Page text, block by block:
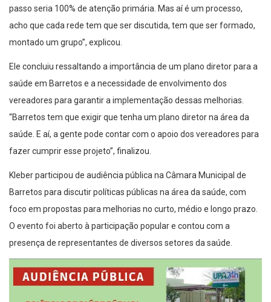
acho que cada rede tem que ser discutida, tem que ser formado,
montado um grupo”, explicou.
saúde em Barretos e a necessidade de envolvimento dos
vereadores para garantir a implementação dessas melhorias.
“Barretos tem que exigir que tenha um plano diretor na área da
saúde. E aí, a gente pode contar com o apoio dos vereadores para
fazer cumprir esse projeto”, finalizou.
Barretos para discutir políticas públicas na área da saúde, com
foco em propostas para melhorias no curto, médio e longo prazo.
O evento foi aberto à participação popular e contou com a
presença de representantes de diversos setores da saúde.